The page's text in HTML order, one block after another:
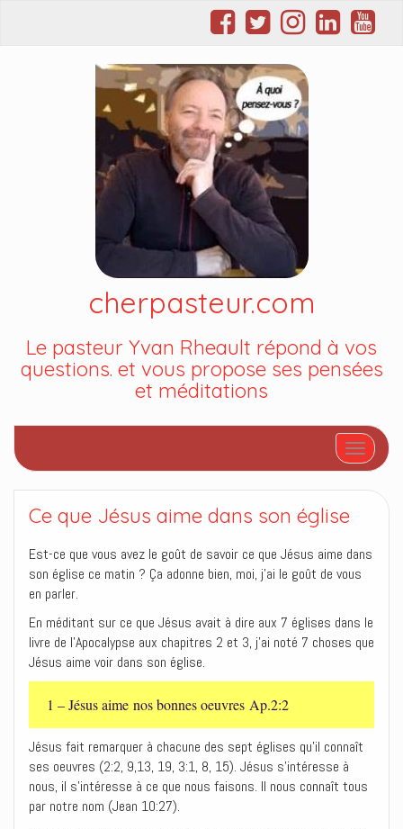
cherpasteur.com
Le pasteur Yvan Rheault répond à vos
questions. et vous propose ses pensées
et méditations
Afficher/
Ce que Jésus aime dans son église
Est-ce que vous avez le goût de savoir ce que Jésus aime dans
son église ce matin ? Ça adonne bien, moi, j’ai le goût de vous
en parler.
En méditant sur ce que Jésus avait à dire aux 7 églises dans le
livre de l’Apocalypse aux chapitres 2 et 3, j’ai noté 7 choses que
Jésus aime voir dans son église.
1 – Jésus aime nos bonnes oeuvres Ap.2:2
Jésus fait remarquer à chacune des sept églises qu’il connaît
ses oeuvres (2:2, 9,13, 19, 3:1, 8, 15). Jésus s’intéresse à
nous, il s’intéresse à ce que nous faisons. Il nous connaît tous
par notre nom (Jean 10:27).